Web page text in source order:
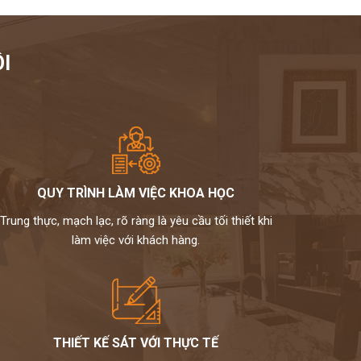
QUY TRÌNH LÀM VIỆC KHOA HỌC
Trung thực, mạch lạc, rõ ràng là yêu cầu tối thiết khi
làm việc với khách hàng.
THIẾT KẾ SÁT VỚI THỰC TẾ